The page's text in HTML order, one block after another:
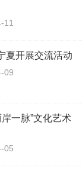
11
夏开展交流活动
09
一脉”文化艺术
05